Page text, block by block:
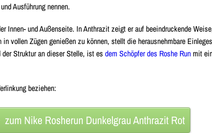
undAusführung nennen.
Innen- und Außenseite. In Anthrazit zeigt er auf beeindruckende
vollen Zügen genießen zu können, stellt die herausnehmbare
Struktur an dieser Stelle, ist es dem Schöpfer des Roshe Run mit
beziehen:
zum Nike Rosherun Dunkelgrau Anthrazit Rot